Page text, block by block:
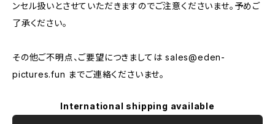
ンセル扱いとさせていただきますのでご注意くださいませ。予めご
了承ください。
その他ご不明点、ご要望につきましてはsales@eden-
pictures.fun までご連絡くださいませ。
International shipping available